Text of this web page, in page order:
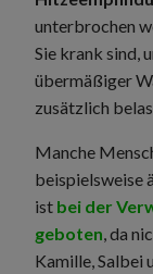
unterbrochen
Sie krank sind,
übermäßiger
zusätzlich
Manche
beispielsweise
ist bei der
geboten , da
Kamille, Salbei